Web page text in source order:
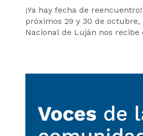
¡Ya hay fecha de
próximos 29 y 30 de octubre,
Nacional de Luján nos recibe